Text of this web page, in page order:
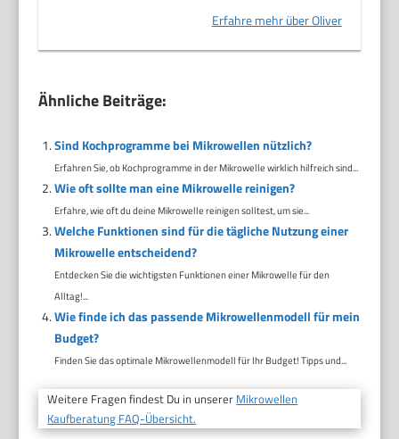
Erfahre mehr über Oliver
Ähnliche Beiträge:
Sind Kochprogramme bei Mikrowellen nützlich?
Erfahren Sie, ob Kochprogramme in der Mikrowelle wirklich hilfreich sind...
Wie oft sollte man eine Mikrowelle reinigen?
Erfahre, wie oft du deine Mikrowelle reinigen solltest, um sie...
Welche Funktionen sind für die tägliche Nutzung einer
Mikrowelle entscheidend?
Entdecken Sie die wichtigsten Funktionen einer Mikrowelle für den
Alltag!...
Wie finde ich das passende Mikrowellenmodell für mein
Budget?
Finden Sie das optimale Mikrowellenmodell für Ihr Budget! Tipps und...
Weitere Fragen findest Du in unserer Mikrowellen
Kaufberatung FAQ-Übersicht.